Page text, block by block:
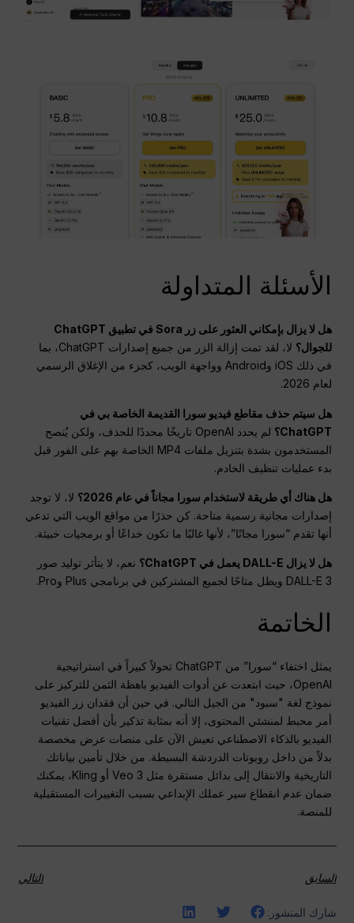
الأسئلة المتداولة
هل لا يزال بإمكاني العثور على زر Sora في تطبيق ChatGPT
للجوال؟
لا، لقد تمت إزالة الزر من جميع إصدارات ChatGPT، بما
في ذلك iOS وAndroid وواجهة الويب، كجزء من الإغلاق الرسمي
لعام 2026.
هل سيتم حذف مقاطع فيديو سورا القديمة الخاصة بي في
ChatGPT؟
لم يحدد OpenAI تاريخًا محددًا للحذف، ولكن يُنصح
المستخدمون بشدة بتنزيل ملفات MP4 الخاصة بهم على الفور قبل
بدء عمليات تنظيف الخادم.
هل هناك أي طريقة لاستخدام سورا مجاناً في عام 2026؟
لا، لا توجد
إصدارات مجانية رسمية متاحة. كن حذرًا من مواقع الويب التي تدعي
أنها تقدم “سورا مجانًا”، لأنها غالبًا ما تكون خداعًا أو برمجيات خبيثة.
هل لا يزال DALL-E يعمل في ChatGPT؟
نعم، لا يتأثر توليد صور
DALL-E 3 ويظل متاحًا لجميع المشتركين في برنامجي Plus وPro.
الخاتمة
يمثل اختفاء “سورا” من ChatGPT تحولاً كبيراً في استراتيجية
OpenAI، حيث ابتعدت عن أدوات الفيديو باهظة الثمن للتركيز على
نموذج لغة "سبود" من الجيل التالي. في حين أن فقدان زر الفيديو
أمر محبط لمنشئي المحتوى، إلا أنه بمثابة تذكير بأن أفضل تقنيات
الفيديو بالذكاء الاصطناعي تعيش الآن على منصات عرض مخصصة
بدلاً من داخل روبوتات الدردشة البسيطة. من خلال تأمين بياناتك
التاريخية والانتقال إلى بدائل مستقرة مثل Veo 3 أو Kling، يمكنك
ضمان عدم انقطاع سير عملك الإبداعي بسبب التغييرات المستقبلية
للمنصة.
السابق التالي
شارك المنشور: